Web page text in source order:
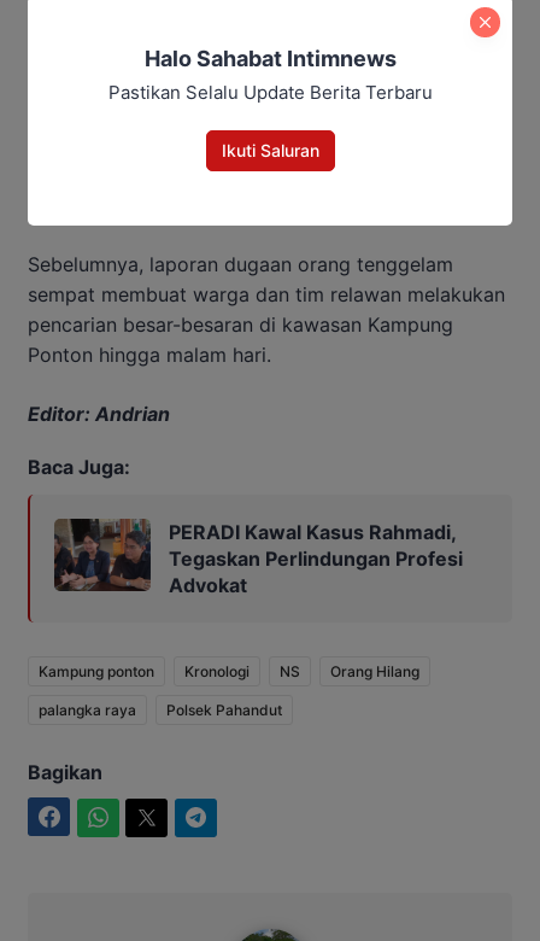
“Hasil mediasi sementara, yang bersangkutan
sepakat untuk tinggal terlebih dahulu bersama
Sebelumnya, laporan dugaan orang tenggelam
sempat membuat warga dan tim relawan melakukan
pencarian besar-besaran di kawasan Kampung
Ponton hingga malam hari.
Editor: Andrian
Baca Juga:
PERADI Kawal Kasus Rahmadi,
Tegaskan Perlindungan Profesi
Advokat
Kampung ponton Kronologi NS Orang Hilang
palangka raya Polsek Pahandut
Bagikan
Halo Sahabat Intimnews
Pastikan Selalu Update Berita Terbaru
Ikuti Saluran